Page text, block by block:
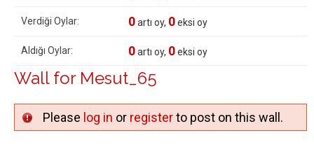
Verdiği Oylar: 0artı oy, 0eksi oy
Aldığı Oylar: 0artı oy, 0eksi oy
Wall for Mesut_65
Please log in or registerto post on this wall.